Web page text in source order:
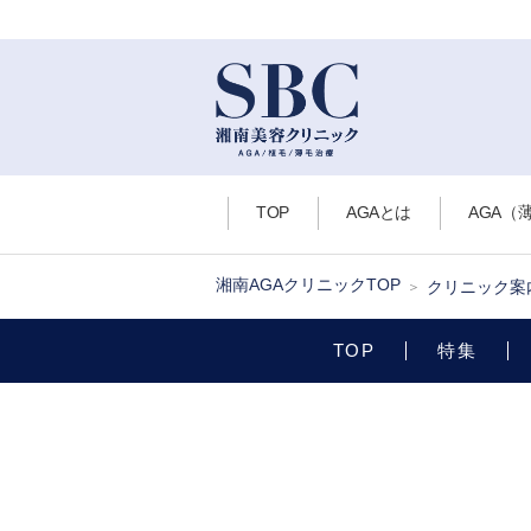
TOP AGAとは AGA（
湘南AGAクリニックTOP クリニック案
TOP 特集